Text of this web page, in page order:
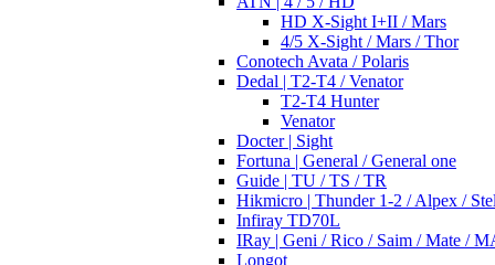
HD X-Sight I+II / Mars
4/5 X-Sight / Mars / Thor
Conotech Avata / Polaris
Dedal | T2-T4 / Venator
T2-T4 Hunter
Venator
Docter | Sight
Fortuna | General / General one
Guide | TU / TS / TR
Hikmicro | Thunder 1-2 / Alpex /
Infiray TD70L
IRay | Geni / Rico / Saim / Mate /
Longot